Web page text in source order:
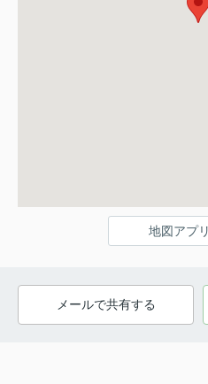
地図アプ
メールで共有する